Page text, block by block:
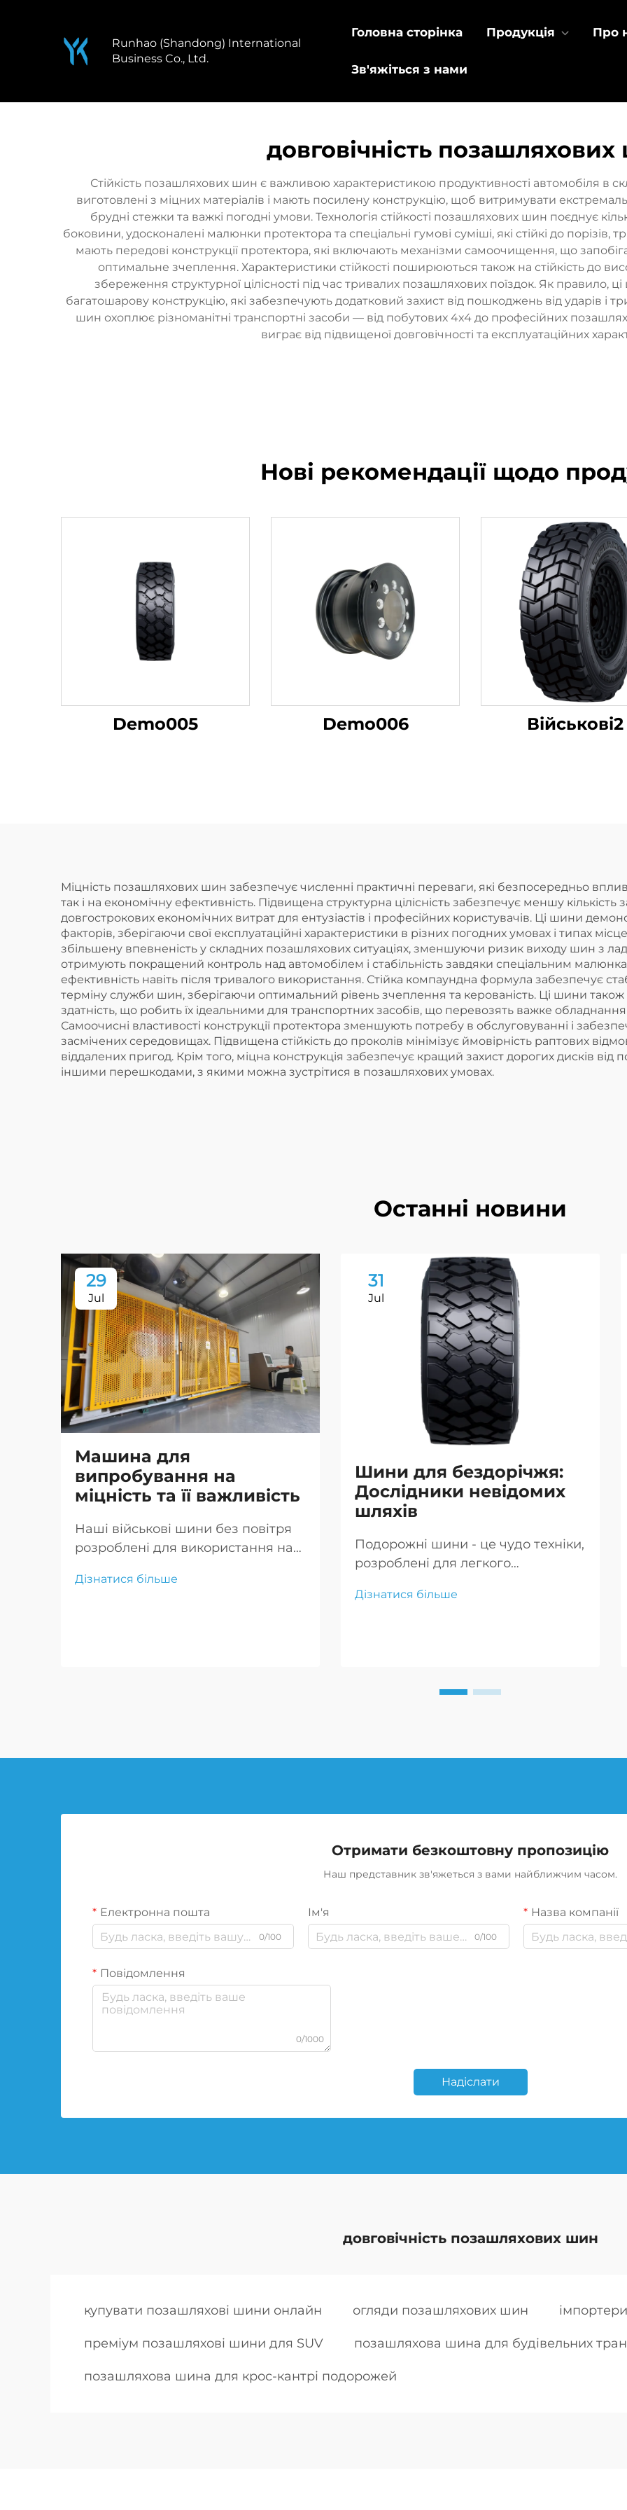
Runhao (Shandong) International
Business Co., Ltd.
Головна сторінка Продукція Про
Зв'яжіться з нами
довговічність
Стійкість позашляхових шин є важливою характеристикою продуктивності автомобіля в
виготовлені з міцних матеріалів і мають посилену конструкцію, щоб витримувати
брудні стежки та важкі погодні умови. Технологія стійкості позашляхових шин поєднує
боковини, удосконалені малюнки протектора та спеціальні гумові суміші, які стійкі до порізів,
мають передові конструкції протектора, які включають механізми самоочищення, що
оптимальне зчеплення. Характеристики стійкості поширюються також на стійкість до
збереження структурної цілісності під час тривалих позашляхових поїздок. Як правило,
багатошарову конструкцію, які забезпечують додатковий захист від пошкоджень від ударів і
шин охоплює різноманітні транспортні засоби — від побутових 4x4 до професійних
виграє від підвищеної довговічності та експлуатаційних
Нові рекомендації щодо
Demo005 Demo006 Військові2
Міцність позашляхових шин забезпечує численні практичні переваги, які безпосередньо
так і на економічну ефективність. Підвищена структурна цілісність забезпечує меншу
довгострокових економічних витрат для ентузіастів і професійних користувачів. Ці шини
факторів, зберігаючи свої експлуатаційні характеристики в різних погодних умовах і типах
збільшену впевненість у складних позашляхових ситуаціях, зменшуючи ризик виходу шин з
отримують покращений контроль над автомобілем і стабільність завдяки спеціальним
ефективність навіть після тривалого використання. Стійка компаундна формула забезпечує
терміну служби шин, зберігаючи оптимальний рівень зчеплення та керованість. Ці шини
здатність, що робить їх ідеальними для транспортних засобів, що перевозять важке
Самоочисні властивості конструкції протектора зменшують потребу в обслуговуванні і
засмічених середовищах. Підвищена стійкість до проколів мінімізує ймовірність раптових
віддалених пригод. Крім того, міцна конструкція забезпечує кращий захист дорогих дисків
іншими перешкодами, з якими можна зустрітися в позашляхових умовах.
Останні новини
29
Jul
Машина для
випробування на
міцність та її важливість
Наші військові шини без повітря
розроблені для використання на
технологією, що запобігає
Дізнатися більше
31
Jul
Шини для бездорічжя:
Дослідники невідомих
шляхів
Подорожні шини - це чудо техніки,
розроблені для легкого
місцевостям, що дозволяє
Дізнатися більше
Отримати безкоштовну пропозицію
Наш представник зв'яжеться з вами найближчим часом.
Електронна пошта
0/100
Ім'я
0/100
Назва компанії
Повідомлення
0/1000
Надіслати
довговічність позашляхових шин
купувати позашляхові шини онлайн огляди позашляхових шин
преміум позашляхові шини для SUV позашляхова шина для будівельних
позашляхова шина для крос-кантрі подорожей